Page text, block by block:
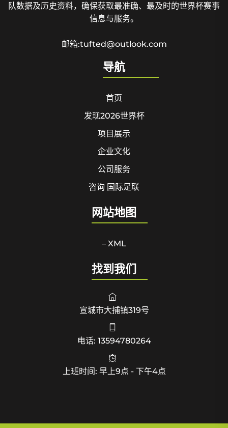
队数据及历史资料，确保获取最准确、最及时的世界杯赛事
信息与服务。
邮箱:tufted@outlook.com
导航
首页
发现2026世界杯
项目展示
企业文化
公司服务
咨询 国际足联
网站地图
– XML
找到我们
宣城市大捕镇319号
电话: 13594780264
上班时间: 早上9点 - 下午4点